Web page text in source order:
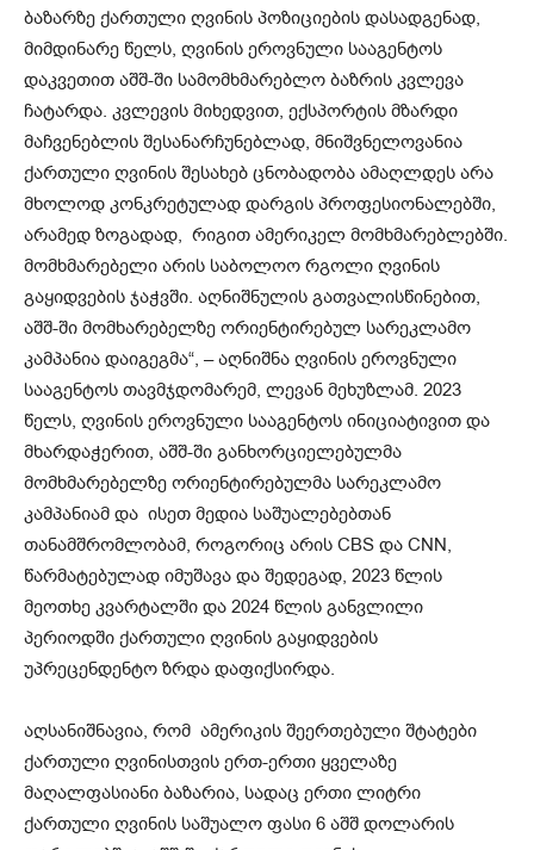
ბაზარზე ქართული ღვინის პოზიციების დასადგენად,
მიმდინარე წელს, ღვინის ეროვნული სააგენტოს
დაკვეთით აშშ-ში სამომხმარებლო ბაზრის კვლევა
ჩატარდა. კვლევის მიხედვით, ექსპორტის მზარდი
მაჩვენებლის შესანარჩუნებლად, მნიშვნელოვანია
ქართული ღვინის შესახებ ცნობადობა ამაღლდეს არა
მხოლოდ კონკრეტულად დარგის პროფესიონალებში,
არამედ ზოგადად, რიგით ამერიკელ მომხმარებლებში.
მომხმარებელი არის საბოლოო რგოლი ღვინის
გაყიდვების ჯაჭვში. აღნიშნულის გათვალისწინებით,
აშშ-ში მომხარებელზე ორიენტირებულ სარეკლამო
კამპანია დაიგეგმა“, – აღნიშნა ღვინის ეროვნული
სააგენტოს თავმჯდომარემ, ლევან მეხუზლამ. 2023
წელს, ღვინის ეროვნული სააგენტოს ინიციატივით და
მხარდაჭერით, აშშ-ში განხორციელებულმა
მომხმარებელზე ორიენტირებულმა სარეკლამო
კამპანიამ და ისეთ მედია საშუალებებთან
თანამშრომლობამ, როგორიც არის CBS და CNN,
წარმატებულად იმუშავა და შედეგად, 2023 წლის
მეოთხე კვარტალში და 2024 წლის განვლილი
პერიოდში ქართული ღვინის გაყიდვების
უპრეცენდენტო ზრდა დაფიქსირდა.
აღსანიშნავია, რომ ამერიკის შეერთებული შტატები
ქართული ღვინისთვის ერთ-ერთი ყველაზე
მაღალფასიანი ბაზარია, სადაც ერთი ლიტრი
ქართული ღვინის საშუალო ფასი 6 აშშ დოლარის